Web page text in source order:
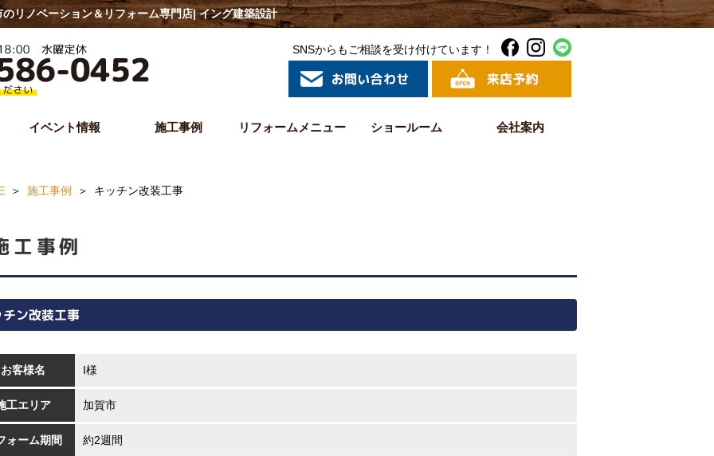
リノベーション＆リフォーム専門店| イング建築設計
SNSからもご相談を受け付けています！
イベント情報 施工事例 リフォームメニュー ショールーム 会社案内
施工事例 キッチン改装工事
工事例
ン改装工事
お客様名 I様
工エリア 加賀市
ォーム期間 約2週間